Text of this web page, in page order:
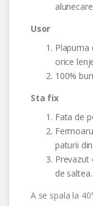
Usor
Plapuma
orice
100%
Sta fix
Fata de
paturii
Prevazut
de saltea.
A se spala la